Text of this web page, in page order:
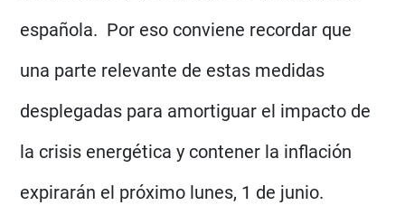
española. Por eso conviene recordar que
una parte relevante de estas medidas
desplegadas para amortiguar el impacto de
la crisis energética y contener la inflación
expirarán el próximo lunes, 1 de junio.